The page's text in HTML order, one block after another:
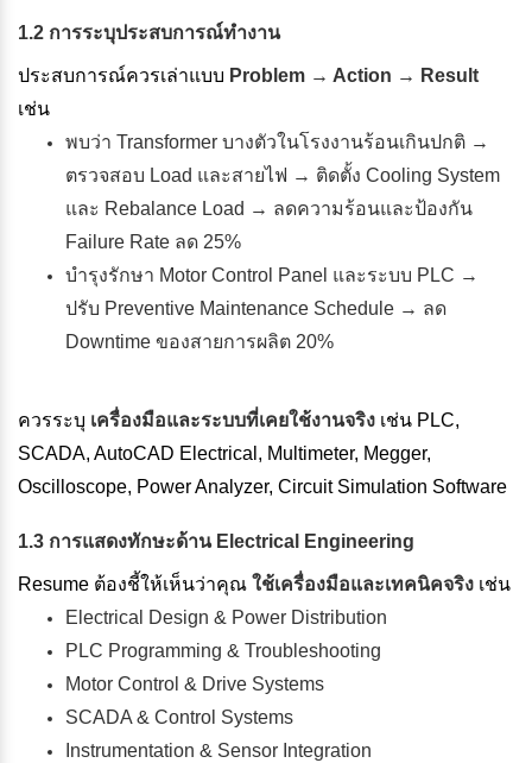
1.2 การระบุประสบการณ์ทำงาน
ประสบการณ์ควรเล่าแบบ Problem → Action → Result
เช่น
พบว่า Transformer บางตัวในโรงงานร้อนเกินปกติ →
ตรวจสอบ Load และสายไฟ → ติดตั้ง Cooling System
และ Rebalance Load → ลดความร้อนและป้องกัน
Failure Rate ลด 25%
บำรุงรักษา Motor Control Panel และระบบ PLC →
ปรับ Preventive Maintenance Schedule → ลด
Downtime ของสายการผลิต 20%
ควรระบุ เครื่องมือและระบบที่เคยใช้งานจริง เช่น PLC,
SCADA, AutoCAD Electrical, Multimeter, Megger,
Oscilloscope, Power Analyzer, Circuit Simulation Software
1.3 การแสดงทักษะด้าน Electrical Engineering
Resume ต้องชี้ให้เห็นว่าคุณ ใช้เครื่องมือและเทคนิคจริง เช่น
Electrical Design & Power Distribution
PLC Programming & Troubleshooting
Motor Control & Drive Systems
SCADA & Control Systems
Instrumentation & Sensor Integration